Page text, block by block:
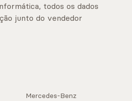
todos os dados
junto do vendedor
Mercedes-Benz